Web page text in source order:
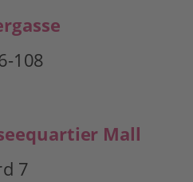
108
Mall
7